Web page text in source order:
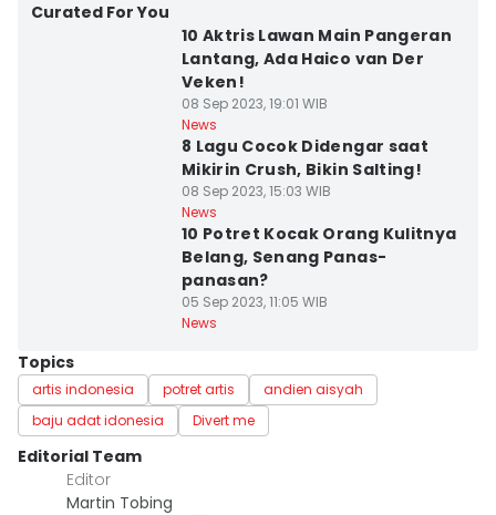
Curated For You
10 Aktris Lawan Main Pangeran
Lantang, Ada Haico van Der
Veken!
08 Sep 2023, 19:01 WIB
News
8 Lagu Cocok Didengar saat
Mikirin Crush, Bikin Salting!
08 Sep 2023, 15:03 WIB
News
10 Potret Kocak Orang Kulitnya
Belang, Senang Panas-
panasan?
05 Sep 2023, 11:05 WIB
News
Topics
artis indonesia potret artis
andien aisyah
baju adat idonesia
Divert me
Editorial Team
Editor
Martin Tobing